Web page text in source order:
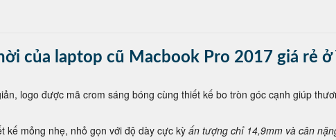
của laptop cũ Macbook Pro 2017 giá rẻ ở
logo được mã crom sáng bóng cùng thiết kế bo tròn góc cạnh giúp
kế mỏng nhẹ, nhỏ gọn với độ dày cực kỳ ấn tượng chỉ 14,9mm và cân